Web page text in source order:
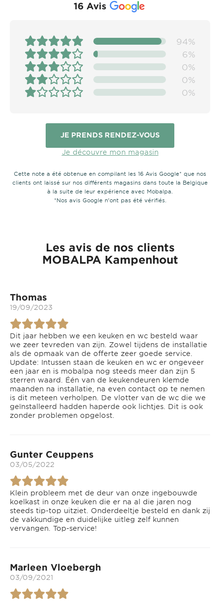
16 Avis
94%
6%
0%
0%
0%
JE PRENDS RENDEZ-VOUS
Je découvre mon magasin
Cette note a été obtenue en compilant les 16 Avis Google* que nos
clients ont laissé sur nos différents magasins dans toute la Belgique
à la suite de leur expérience avec Mobalpa.
*Nos avis Google n’ont pas été vérifiés.
Les avis de nos clients
MOBALPA Kampenhout
Thomas
19/09/2023
Dit jaar hebben we een keuken en wc besteld waar
we zeer tevreden van zijn. Zowel tijdens de installatie
als de opmaak van de offerte zeer goede service.
Update: Intussen staan de keuken en wc er ongeveer
een jaar en is mobalpa nog steeds meer dan zijn 5
sterren waard. Één van de keukendeuren klemde
maanden na installatie, na even contact op te nemen
is dit meteen verholpen. De vlotter van de wc die we
geïnstalleerd hadden haperde ook lichtjes. Dit is ook
zonder problemen opgelost.
Gunter Ceuppens
03/05/2022
Klein probleem met de deur van onze ingebouwde
koelkast in onze keuken die er na al die jaren nog
steeds tip-top uitziet. Onderdeeltje besteld en dank zij
de vakkundige en duidelijke uitleg zelf kunnen
vervangen. Top-service!
Marleen Vloebergh
03/09/2021